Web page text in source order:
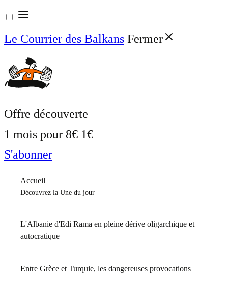
Aller
au
contenu
Le Courrier des Balkans Fermer
Offre découverte
1 mois pour 8€ 1€
S'abonner
Accueil
Découvrez la Une du jour
L'Albanie d'Edi Rama en pleine dérive oligarchique et
autocratique
Entre Grèce et Turquie, les dangereuses provocations